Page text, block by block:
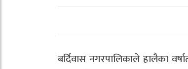
बर्दिवास नगरपालिकाले हालैका